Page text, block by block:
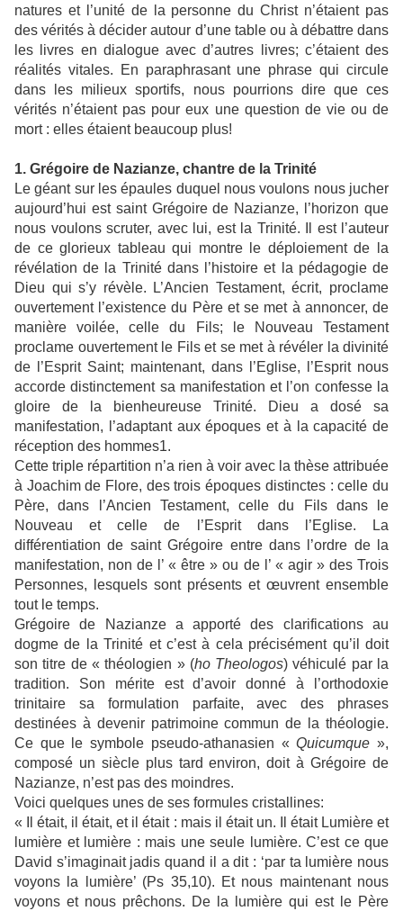
natures et l’unité de la personne du Christ n’étaient pas
des vérités à décider autour d’une table ou à débattre dans
les livres en dialogue avec d’autres livres; c’étaient des
réalités vitales. En paraphrasant une phrase qui circule
dans les milieux sportifs, nous pourrions dire que ces
vérités n’étaient pas pour eux une question de vie ou de
mort : elles étaient beaucoup plus!
1. Grégoire de Nazianze, chantre de la Trinité
Le géant sur les épaules duquel nous voulons nous jucher
aujourd’hui est saint Grégoire de Nazianze, l’horizon que
nous voulons scruter, avec lui, est la Trinité. Il est l’auteur
de ce glorieux tableau qui montre le déploiement de la
révélation de la Trinité dans l’histoire et la pédagogie de
Dieu qui s’y révèle. L’Ancien Testament, écrit, proclame
ouvertement l’existence du Père et se met à annoncer, de
manière voilée, celle du Fils; le Nouveau Testament
proclame ouvertement le Fils et se met à révéler la divinité
de l’Esprit Saint; maintenant, dans l’Eglise, l’Esprit nous
accorde distinctement sa manifestation et l’on confesse la
gloire de la bienheureuse Trinité. Dieu a dosé sa
manifestation, l’adaptant aux époques et à la capacité de
réception des hommes1.
Cette triple répartition n’a rien à voir avec la thèse attribuée
à Joachim de Flore, des trois époques distinctes : celle du
Père, dans l’Ancien Testament, celle du Fils dans le
Nouveau et celle de l’Esprit dans l’Eglise. La
différentiation de saint Grégoire entre dans l’ordre de la
manifestation, non de l’ « être » ou de l’ « agir » des Trois
Personnes, lesquels sont présents et œuvrent ensemble
tout le temps.
Grégoire de Nazianze a apporté des clarifications au
dogme de la Trinité et c’est à cela précisément qu’il doit
son titre de « théologien » (ho Theologos) véhiculé par la
tradition. Son mérite est d’avoir donné à l’orthodoxie
trinitaire sa formulation parfaite, avec des phrases
destinées à devenir patrimoine commun de la théologie.
Ce que le symbole pseudo-athanasien « Quicumque»,
composé un siècle plus tard environ, doit à Grégoire de
Nazianze, n’est pas des moindres.
Voici quelques unes de ses formules cristallines:
« Il était, il était, et il était : mais il était un. Il était Lumière et
lumière et lumière : mais une seule lumière. C’est ce que
David s’imaginait jadis quand il a dit : ‘par ta lumière nous
voyons la lumière’ (Ps 35,10). Et nous maintenant nous
voyons et nous prêchons. De la lumière qui est le Père